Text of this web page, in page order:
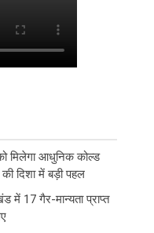
मिलेगा आधुनिक कोल्ड
दिशा में बड़ी पहल
में 17 गैर-मान्यता प्राप्त